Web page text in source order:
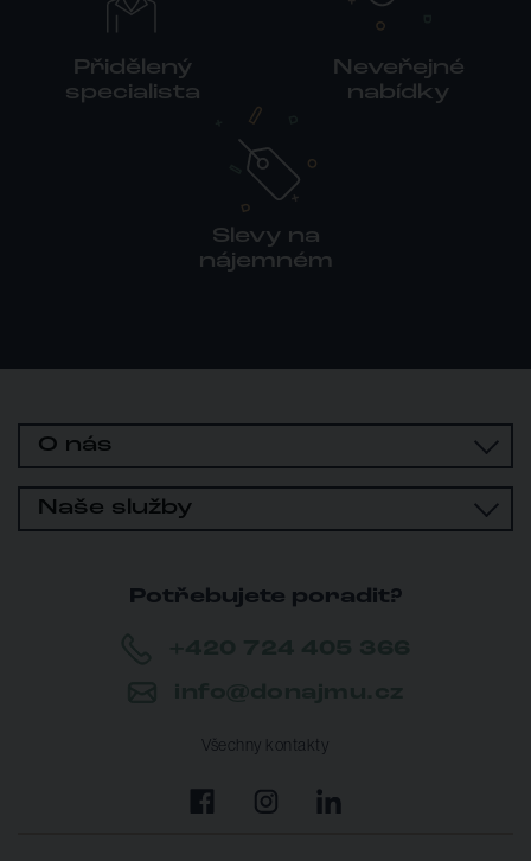
Přidělený
specialista
Neveřejné
nabídky
Slevy na
nájemném
O nás
Naše služby
Potřebujete poradit?
Všechny kontakty